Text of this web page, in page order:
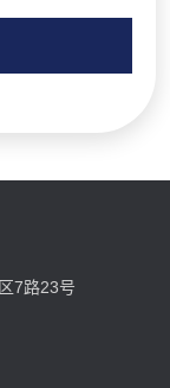
7路23号